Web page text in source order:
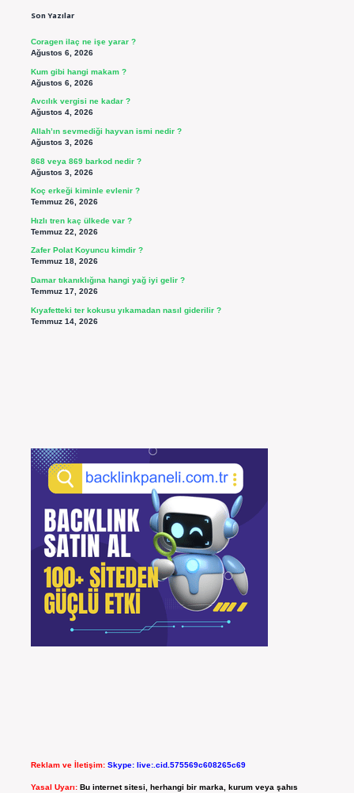
Son Yazılar
Coragen ilaç ne işe yarar ?
Ağustos 6, 2026
Kum gibi hangi makam ?
Ağustos 6, 2026
Avcılık vergisi ne kadar ?
Ağustos 4, 2026
Allah’ın sevmediği hayvan ismi nedir ?
Ağustos 3, 2026
868 veya 869 barkod nedir ?
Ağustos 3, 2026
Koç erkeği kiminle evlenir ?
Temmuz 26, 2026
Hızlı tren kaç ülkede var ?
Temmuz 22, 2026
Zafer Polat Koyuncu kimdir ?
Temmuz 18, 2026
Damar tıkanıklığına hangi yağ iyi gelir ?
Temmuz 17, 2026
Kıyafetteki ter kokusu yıkamadan nasıl giderilir ?
Temmuz 14, 2026
Reklam ve İletişim: Skype: live:.cid.575569c608265c69
Yasal Uyarı: Bu internet sitesi, herhangi bir marka, kurum veya şahıs